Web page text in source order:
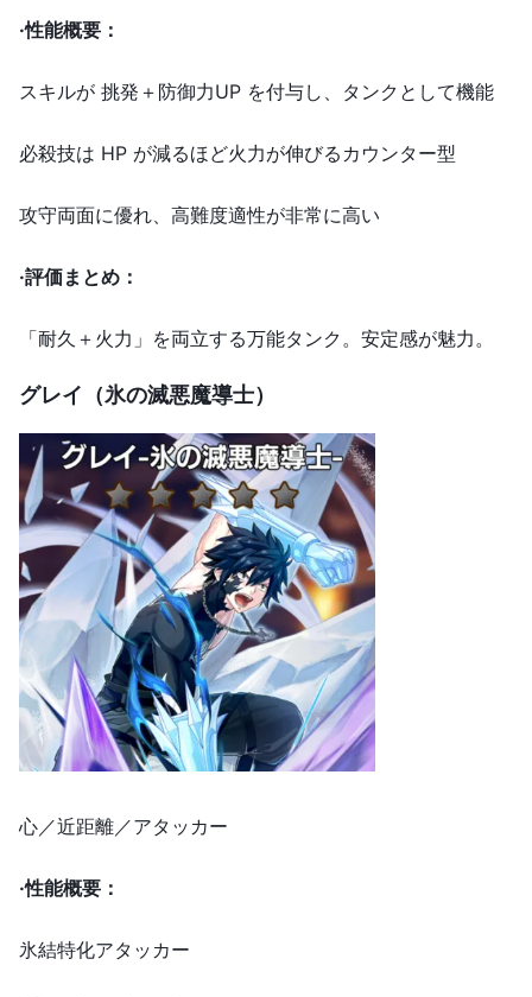
·性能概要：
スキルが 挑発＋防御力UP を付与し、タンクとして機能
必殺技は HP が減るほど火力が伸びるカウンター型
攻守両面に優れ、高難度適性が非常に高い
·評価まとめ：
「耐久＋火力」を両立する万能タンク。安定感が魅力。
グレイ（氷の滅悪魔導士）
心／近距離／アタッカー
·性能概要：
氷結特化アタッカー